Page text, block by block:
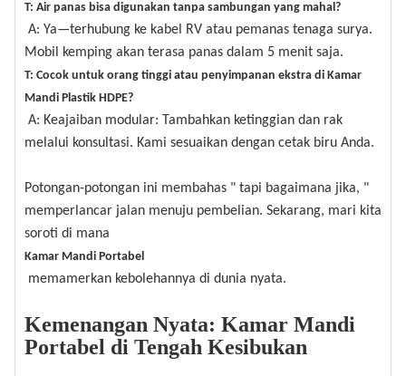
T: Air panas bisa digunakan tanpa sambungan yang mahal?
A: Ya—terhubung ke kabel RV atau pemanas tenaga surya.
Mobil kemping akan terasa panas dalam 5 menit saja.
T: Cocok untuk orang tinggi atau penyimpanan ekstra di Kamar
Mandi Plastik HDPE?
A: Keajaiban modular: Tambahkan ketinggian dan rak
melalui konsultasi. Kami sesuaikan dengan cetak biru Anda.
Potongan-potongan ini membahas " tapi bagaimana jika, "
memperlancar jalan menuju pembelian. Sekarang, mari kita
soroti di mana
Kamar Mandi Portabel
memamerkan kebolehannya di dunia nyata.
Kemenangan Nyata: Kamar Mandi
Portabel di Tengah Kesibukan